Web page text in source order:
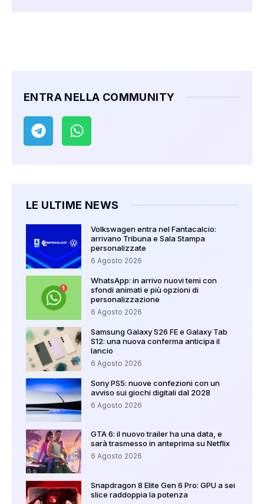
ENTRA NELLA COMMUNITY
LE ULTIME NEWS
Volkswagen entra nel Fantacalcio:
arrivano Tribuna e Sala Stampa
personalizzate
6 Agosto 2026
WhatsApp: in arrivo nuovi temi con
sfondi animati e più opzioni di
personalizzazione
6 Agosto 2026
Samsung Galaxy S26 FE e Galaxy Tab
S12: una nuova conferma anticipa il
lancio
6 Agosto 2026
Sony PS5: nuove confezioni con un
avviso sui giochi digitali dal 2028
6 Agosto 2026
GTA 6: il nuovo trailer ha una data, e
sarà trasmesso in anteprima su Netflix
6 Agosto 2026
Snapdragon 8 Elite Gen 6 Pro: GPU a sei
slice raddoppia la potenza